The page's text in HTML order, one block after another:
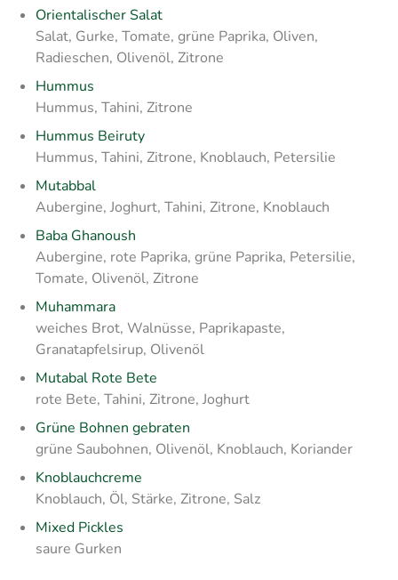
Orientalischer Salat
Salat, Gurke, Tomate, grüne Paprika, Oliven,
Radieschen, Olivenöl, Zitrone
Hummus
Hummus, Tahini, Zitrone
Hummus Beiruty
Hummus, Tahini, Zitrone, Knoblauch, Petersilie
Mutabbal
Aubergine, Joghurt, Tahini, Zitrone, Knoblauch
Baba Ghanoush
Aubergine, rote Paprika, grüne Paprika, Petersilie,
Tomate, Olivenöl, Zitrone
Muhammara
weiches Brot, Walnüsse, Paprikapaste,
Granatapfelsirup, Olivenöl
Mutabal Rote Bete
rote Bete, Tahini, Zitrone, Joghurt
Grüne Bohnen gebraten
grüne Saubohnen, Olivenöl, Knoblauch, Koriander
Knoblauchcreme
Knoblauch, Öl, Stärke, Zitrone, Salz
Mixed Pickles
saure Gurken